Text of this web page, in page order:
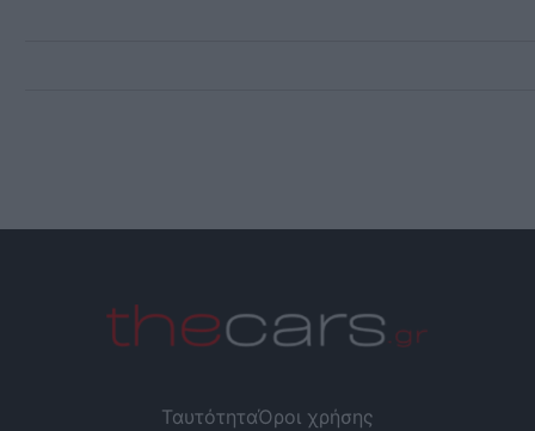
ΤαυτότηταΌροι χρήσης